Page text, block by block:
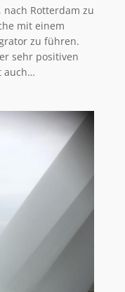
Rotterdam zu
mit einem
zu führen.
sehr positiven
auch…